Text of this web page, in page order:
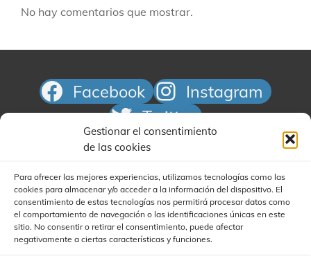
Gestionar el consentimiento
de las cookies
Para ofrecer las mejores experiencias, utilizamos tecnologías como las
cookies para almacenar y/o acceder a la información del dispositivo. El
consentimiento de estas tecnologías nos permitirá procesar datos como
el comportamiento de navegación o las identificaciones únicas en este
sitio. No consentir o retirar el consentimiento, puede afectar
negativamente a ciertas características y funciones.
No hay comentarios que mostrar.
Facebook
Instagram
Twitter
Correo electrónico